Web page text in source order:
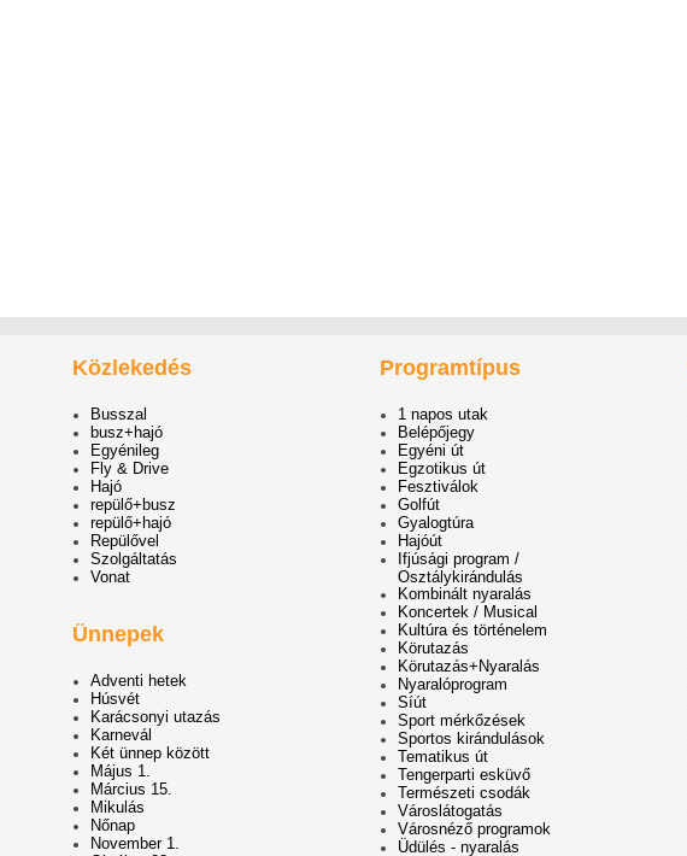
Közlekedés
Busszal
busz+hajó
Egyénileg
Fly & Drive
Hajó
repülő+busz
repülő+hajó
Repülővel
Szolgáltatás
Vonat
Ünnepek
Adventi hetek
Húsvét
Karácsonyi utazás
Karnevál
Két ünnep között
Május 1.
Március 15.
Mikulás
Nőnap
November 1.
Programtípus
1 napos utak
Belépőjegy
Egyéni út
Egzotikus út
Fesztiválok
Golfút
Gyalogtúra
Hajóút
Ifjúsági program /
Osztálykirándulás
Kombinált nyaralás
Koncertek / Musical
Kultúra és történelem
Körutazás
Körutazás+Nyaralás
Nyaralóprogram
Síút
Sport mérkőzések
Sportos kirándulások
Tematikus út
Tengerparti esküvő
Természeti csodák
Városlátogatás
Városnéző programok
Üdülés - nyaralás